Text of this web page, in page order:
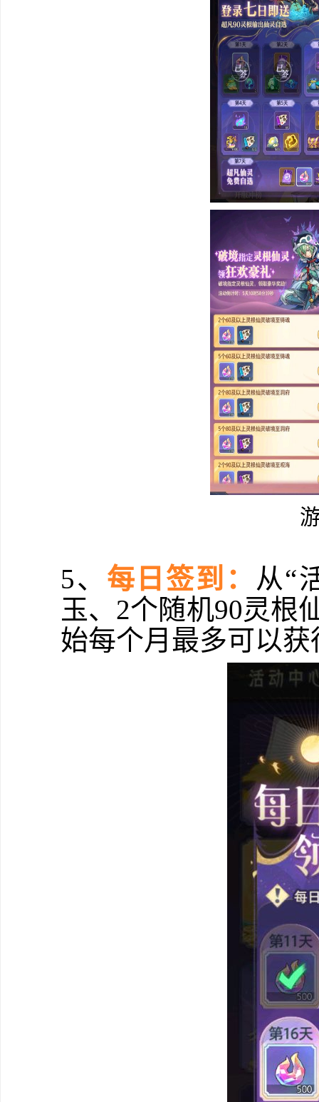
5、 每日签到： 从“
玉、2个随机90灵根
始每个月最多可以